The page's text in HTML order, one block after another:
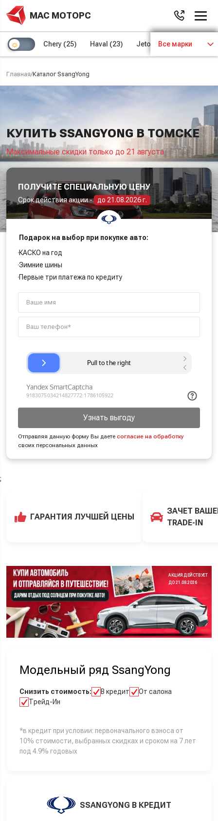
МАС МОТОРС
Chery (25) Haval (23) Jetour (8) Kaiyi (4)
Все марки
Главная/Каталог SsangYong
КУПИТЬ SSANGYONG В ТОМСКЕ
Максимальные скидки только до 21 августа
ПОЛУЧИТЕ СПЕЦИАЛЬНУЮ ЦЕНУ
Срок действия акции - до 21.08.2026 г.
Подарок на выбор при покупке авто:
КАСКО на год
Зимние шины
Первые три платежа по кредиту
Узнать выгоду
Отправляя данную форму Вы даетесогласие на обработку
своих персональных данных
;
ГАРАНТИЯ ЛУЧШЕЙ ЦЕНЫ
ЗАЧЕТ
TRADE-IN
АКЦИЯ ДЕЙСТВУЕТ
ДО 21.08.2026
Модельный ряд SsangYong
Снизить стоимость: В кредит
От салона
Трейд-Ин
*в кредит при условии: первоначального взноса от
10% стоимости, выбранных скидках и сроком на 7 лет
под 4.9% годовых
SSANGYONG В КРЕДИТ